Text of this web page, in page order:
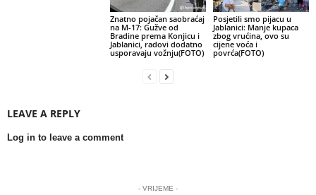
Znatno pojačan saobraćaj
na M-17: Gužve od
Bradine prema Konjicu i
Jablanici, radovi dodatno
usporavaju vožnju(FOTO)
Posjetili smo pijacu u
Jablanici: Manje kupaca
zbog vrućina, ovo su
cijene voća i
povrća(FOTO)
LEAVE A REPLY
Log in to leave a comment
- VRIJEME -